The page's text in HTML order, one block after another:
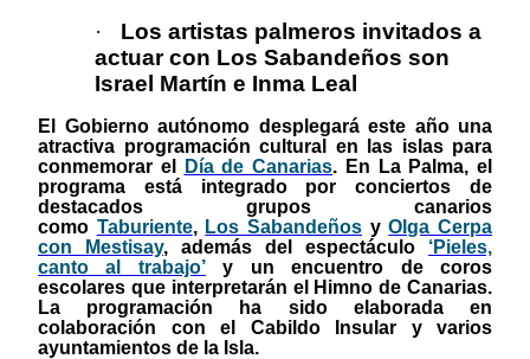
·
Los artistas palmeros invitados a
actuar con Los Sabandeños son
Israel Martín e Inma Leal
El Gobierno autónomo desplegará este año una
atractiva programación cultural en las islas para
conmemorar el Día de Canarias. En La Palma, el
programa está integrado por conciertos de
destacados grupos canarios
como Taburiente, Los Sabandeños yOlga Cerpa
con Mestisay, además del espectáculo ‘Pieles,
canto al trabajo’y un encuentro de coros
escolares que interpretarán el Himno de Canarias.
La programación ha sido elaborada en
colaboración con el Cabildo Insular y varios
ayuntamientos de la Isla.